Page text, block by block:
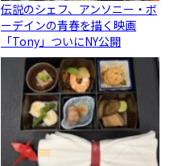
伝説のシェフ、アンソニー・ボ
ーデインの青春を描く映画
「Tony」ついにNY公開